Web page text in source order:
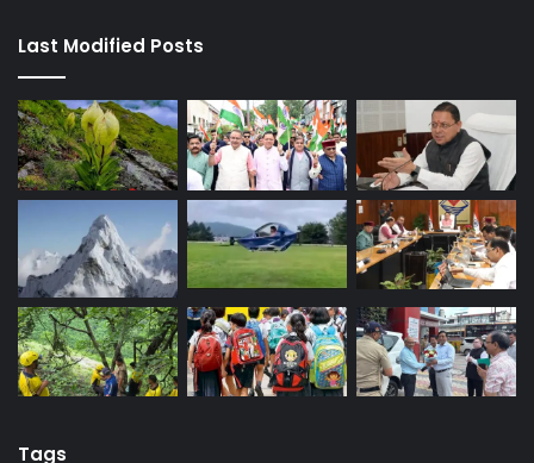
Last Modified Posts
Tags